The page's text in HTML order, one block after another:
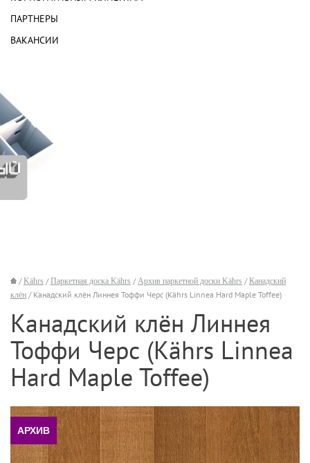
ПАРТНЕРЫ
ВАКАНСИИ
/Kährs /Паркетная доска Kährs / Архив паркетной доски Kährs /Канадский
клён / Канадский клён Линнея Тоффи Черс (Kährs Linnea Hard Maple Toffee)
Канадский клён Линнея
Тоффи Черс (Kährs Linnea
Hard Maple Toffee)
АРХИВ